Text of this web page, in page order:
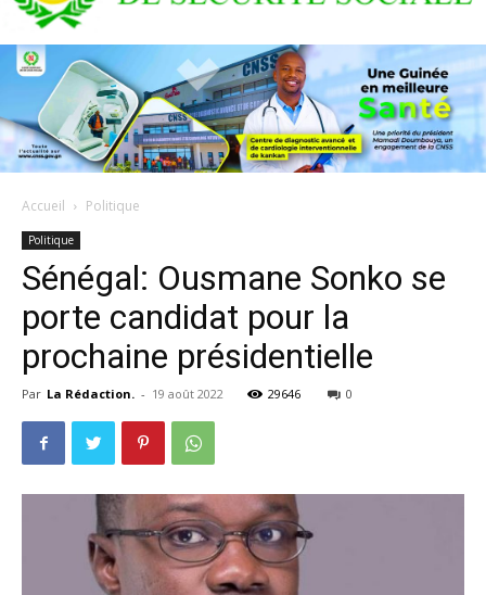
Accueil Politique
Politique
Sénégal: Ousmane Sonko se
porte candidat pour la
prochaine présidentielle
Par La Rédaction. - 19 août 2022 29646 0